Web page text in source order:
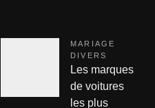
MARIAGE
DIVERS
Les marques
de voitures
les plus